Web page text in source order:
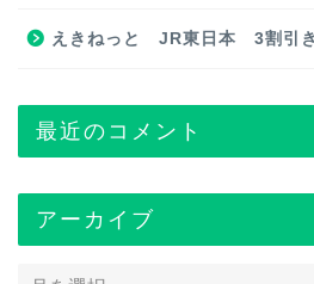
えきねっと JR東日本 3割引き
最近のコメント
アーカイブ